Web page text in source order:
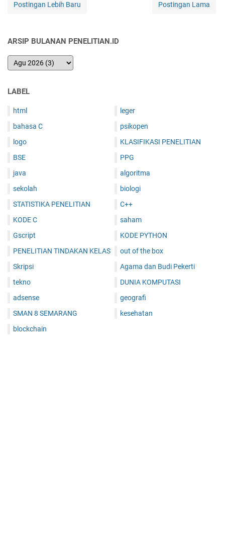
Postingan Lebih Baru Postingan Lama
ARSIP BULANAN PENELITIAN.ID
LABEL
html
bahasa C
logo
BSE
java
sekolah
STATISTIKA PENELITIAN
KODE C
Gscript
PENELITIAN TINDAKAN KELAS
Skripsi
tekno
adsense
SMAN 8 SEMARANG
blockchain
leger
psikopen
KLASIFIKASI PENELITIAN
PPG
algoritma
biologi
C++
saham
KODE PYTHON
out of the box
Agama dan Budi Pekerti
DUNIA KOMPUTASI
geografi
kesehatan